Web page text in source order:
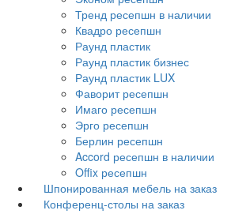
Тренд ресепшн в наличии
Квадро ресепшн
Раунд пластик
Раунд пластик бизнес
Раунд пластик LUX
Фаворит ресепшн
Имаго ресепшн
Эрго ресепшн
Берлин ресепшн
Accord ресепшн в наличии
Offix ресепшн
Шпонированная мебель на заказ
Конференц-столы на заказ